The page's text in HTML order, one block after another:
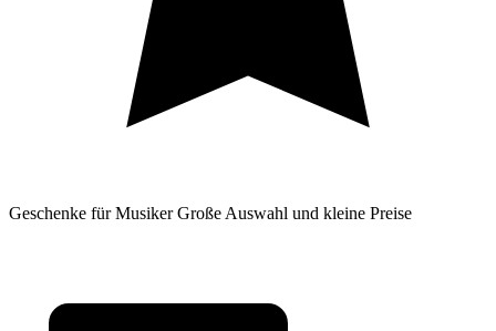
Geschenke für Musiker Große Auswahl und kleine Preise